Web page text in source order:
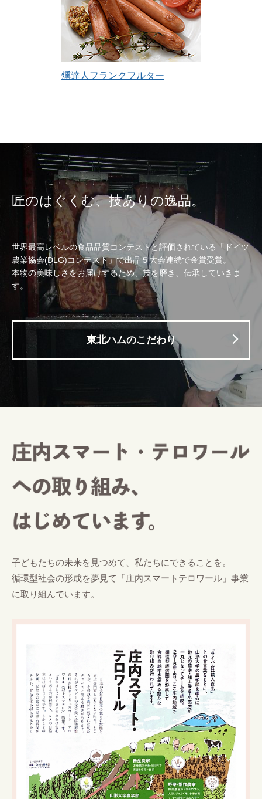
燻達人フランクフルター
匠のはぐくむ、技ありの逸品。
世界最高レベルの食品品質コンテストと評価されている「ドイツ
農業協会(DLG)コンテスト」で出品５大会連続で金賞受賞。
本物の美味しさをお届けするため、技を磨き、伝承していきま
す。
東北ハムのこだわり
子どもたちの未来を見つめて、私たちにできることを。
循環型社会の形成を夢見て「庄内スマートテロワール」事業
に取り組んでいます。